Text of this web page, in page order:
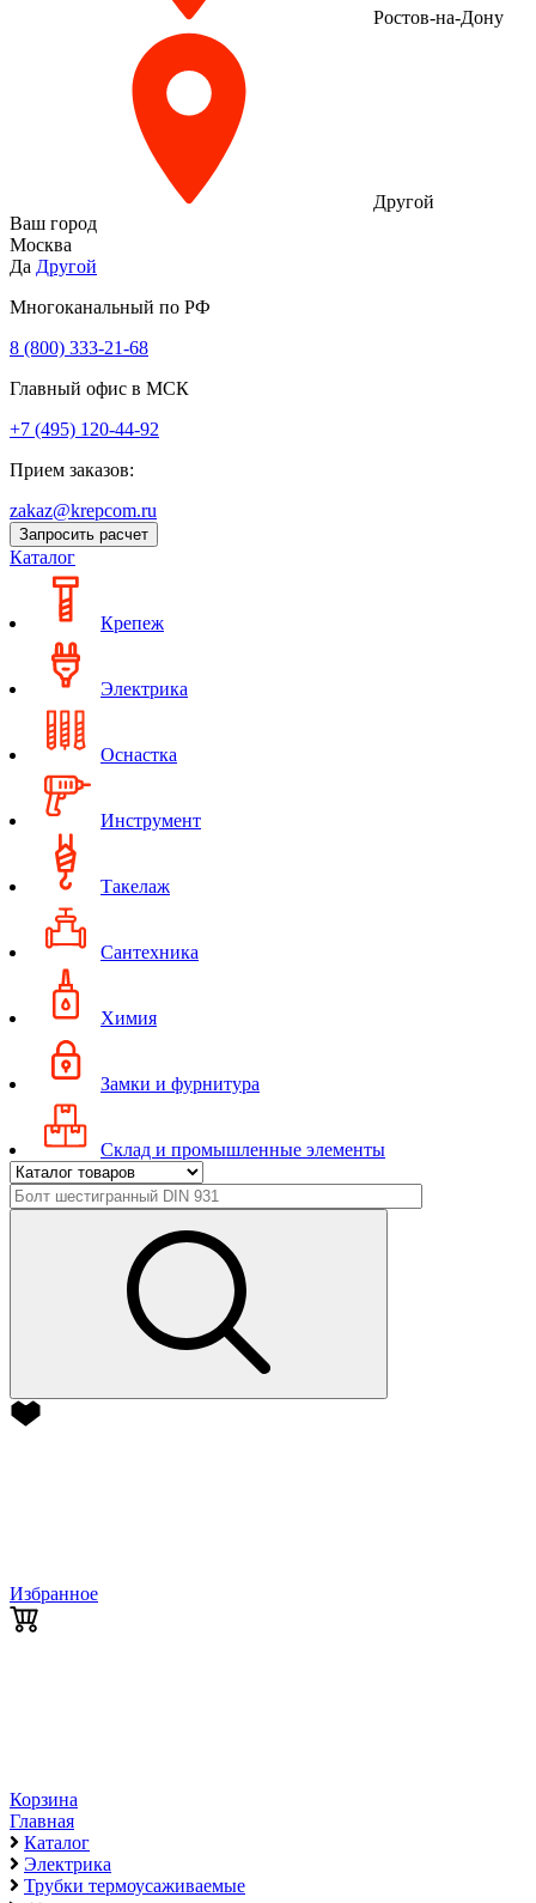
Ростов-на-Дону
Другой
Ваш город
Москва
Да Другой
Многоканальный по РФ
8 (800) 333‑21-68
Главный офис в МСК
+7 (495) 120-44-92
Прием заказов:
zakaz@krepcom.ru
Запросить расчет
Каталог
Крепеж
Электрика
Оснастка
Инструмент
Такелаж
Сантехника
Химия
Замки и фурнитура
Склад и промышленные элементы
Избранное
Корзина
Главная
Каталог
Электрика
Трубки термоусаживаемые